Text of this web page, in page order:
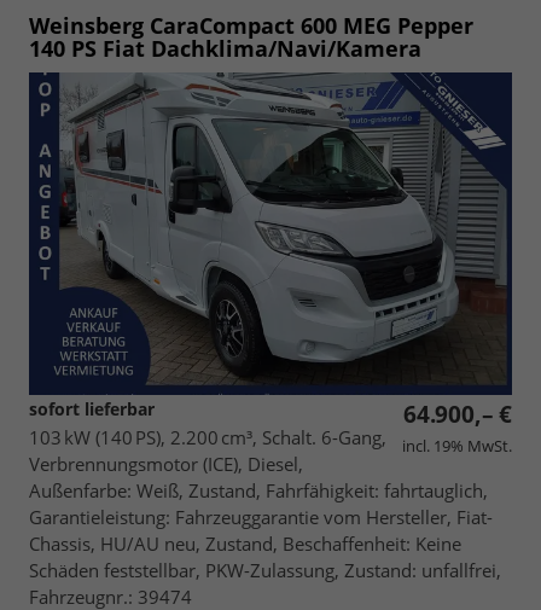
Weinsberg CaraCompact 600 MEG Pepper
140 PS Fiat Dachklima/Navi/Kamera
64.900,– €
incl. 19% MwSt.
sofort lieferbar
103 kW (140 PS), 2.200 cm³, Schalt. 6-Gang,
Verbrennungsmotor (ICE), Diesel,
Außenfarbe: Weiß, Zustand, Fahrfähigkeit: fahrtauglich,
Garantieleistung: Fahrzeuggarantie vom Hersteller, Fiat-
Chassis, HU/AU neu, Zustand, Beschaffenheit: Keine
Schäden feststellbar, PKW-Zulassung, Zustand: unfallfrei,
Fahrzeugnr.: 39474